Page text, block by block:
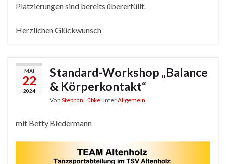
Platzierungen sind bereits übererfüllt.
Herzlichen Glückwunsch
MAI
22
2024
Standard-Workshop „Balance
& Körperkontakt“
Von Stephan LübkeunterAllgemein
mit Betty Biedermann